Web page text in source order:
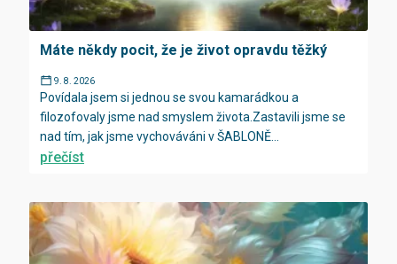
Máte někdy pocit, že je život opravdu těžký
9. 8. 2026
Povídala jsem si jednou se svou kamarádkou a
filozofovaly jsme nad smyslem života.Zastavili jsme se
nad tím, jak jsme vychováváni v ŠABLONĚ...
přečíst